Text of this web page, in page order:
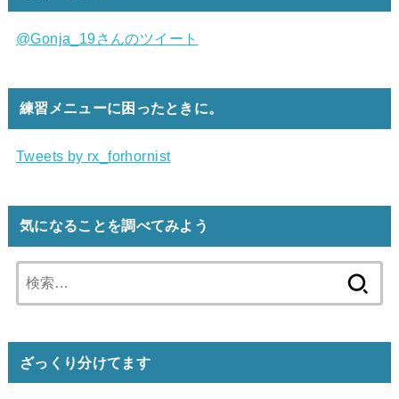
@Gonja_19さんのツイート
練習メニューに困ったときに。
Tweets by rx_forhornist
気になることを調べてみよう
索:
ざっくり分けてます